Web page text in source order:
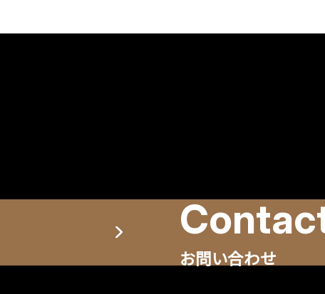
お問い合わせ